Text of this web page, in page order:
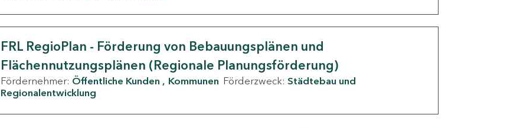
FRL RegioPlan - Förderung von Bebauungsplänen und
Flächennutzungsplänen (Regionale Planungsförderung)
Fördernehmer: Öffentliche Kunden Kommunen Förderzweck: Städtebau und
Regionalentwicklung